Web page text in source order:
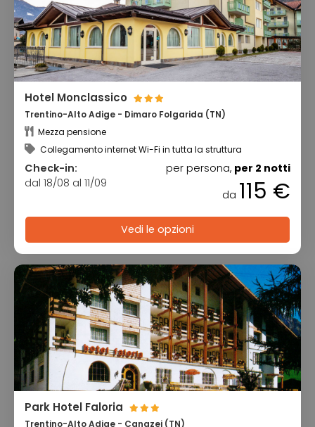
Hotel Monclassico
Trentino-Alto Adige - Dimaro Folgarida (TN)
Mezza pensione
Collegamento internet Wi-Fi in tutta la struttura
Check-in:
dal 18/08 al 11/09
per persona, per 2 notti
da 115 €
Vedi le opzioni
Park Hotel Faloria
Trentino-Alto Adige - Canazei (TN)